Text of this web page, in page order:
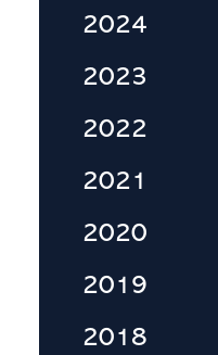
2024
2023
2022
2021
2020
2019
2018